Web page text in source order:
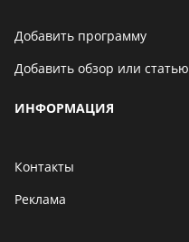
Добавить программу
Добавить обзор или статью
ИНФОРМАЦИЯ
Контакты
Реклама